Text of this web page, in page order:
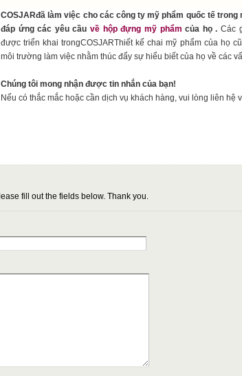
COSJARđã làm việc cho các công ty mỹ phẩm quốc tế trong
đáp ứng các yêu cầuvề hộp đựng mỹ phẩm của họ . Các
được triển khai trongCOSJARThiết kế chai mỹ phẩm của họ
môi trường làm việc nhằm thúc đẩy sự hiểu biết của họ về các
Chúng tôi mong nhận được tin nhắn của bạn!
Nếu có thắc mắc hoặc cần dịch vụ khách hàng, vui lòng liên hệ